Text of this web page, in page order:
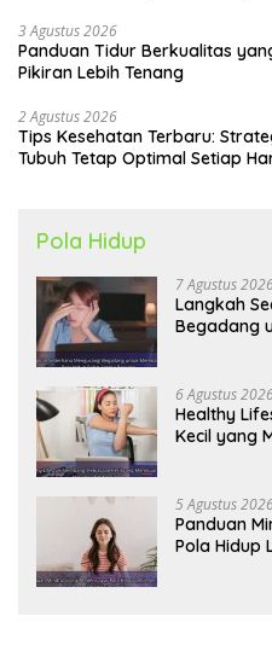
3 Agustus 2026
Panduan Tidur Berkualitas
Pikiran Lebih Tenang
2 Agustus 2026
Tips Kesehatan Terbaru:
Tubuh Tetap Optimal Setiap
Pola Hidup
7 Agustus
Langkah
Begadang
6 Agustus
Healthy
Kecil yang
5 Agustus
Panduan
Pola Hidup